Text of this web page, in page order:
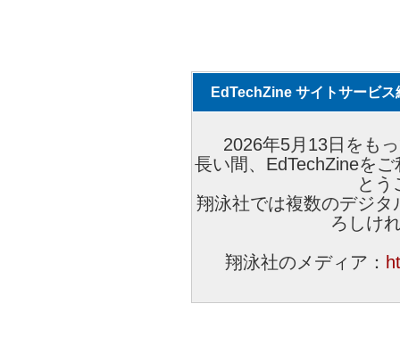
EdTechZine サイトサービス
2026年5月13日をも
長い間、EdTechZineを
とう
翔泳社では複数のデジ
ろしけ
翔泳社のメディア：